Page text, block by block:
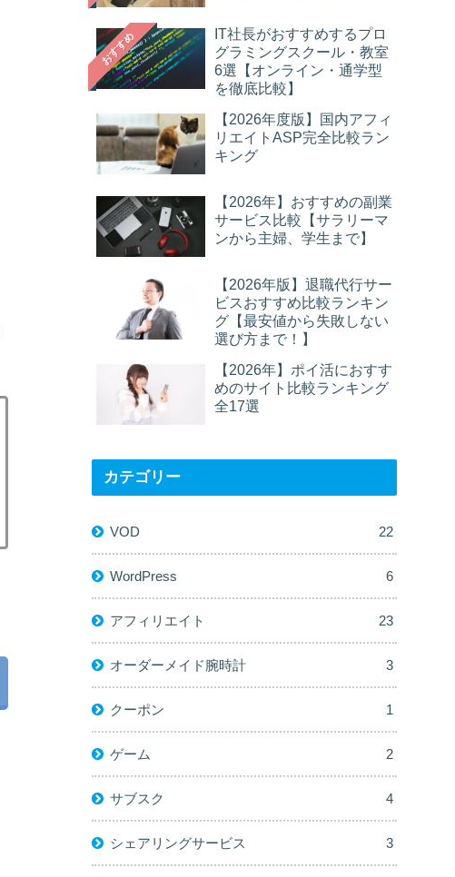
おすすめ
IT社長がおすすめするプロ
グラミングスクール・教室
6選【オンライン・通学型
を徹底比較】
【2026年度版】国内アフィ
リエイトASP完全比較ラン
キング
【2026年】おすすめの副業
サービス比較【サラリーマ
ンから主婦、学生まで】
【2026年版】退職代行サー
ビスおすすめ比較ランキン
グ【最安値から失敗しない
選び方まで！】
【2026年】ポイ活におすす
めのサイト比較ランキング
全17選
カテゴリー
VOD 22
WordPress 6
アフィリエイト 23
オーダーメイド腕時計 3
クーポン 1
ゲーム 2
サブスク 4
シェアリングサービス 3